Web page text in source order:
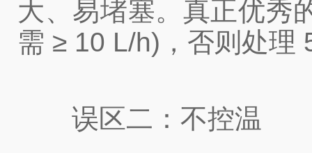
大、易堵塞。真正优秀
需 ≥ 10 L/h)，否则处理
误区二：不控温